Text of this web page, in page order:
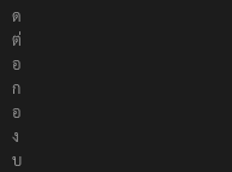
ติ
ด
ต่
อ
ก
อ
ง